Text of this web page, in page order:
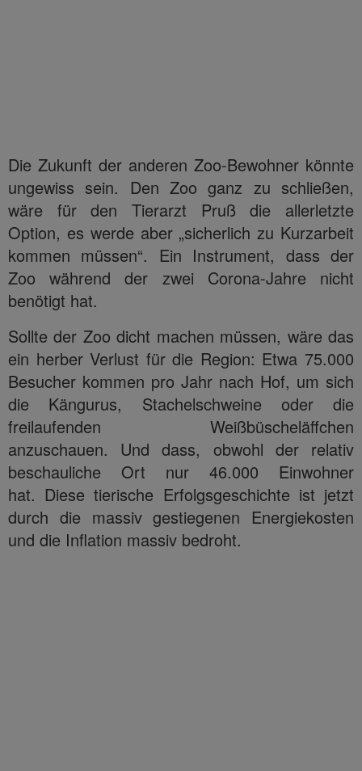
Die Zukunft der anderen Zoo-Bewohner könnte
ungewiss sein. Den Zoo ganz zu schließen,
wäre für den Tierarzt Pruß die allerletzte
Option, es werde aber „sicherlich zu Kurzarbeit
kommen müssen“. Ein Instrument, dass der
Zoo während der zwei Corona-Jahre nicht
benötigt hat.
Sollte der Zoo dicht machen müssen, wäre das
ein herber Verlust für die Region: Etwa 75.000
Besucher kommen pro Jahr nach Hof, um sich
die Kängurus, Stachelschweine oder die
freilaufenden Weißbüscheläffchen
anzuschauen. Und dass, obwohl der relativ
beschauliche Ort nur 46.000 Einwohner
hat. Diese tierische Erfolgsgeschichte ist jetzt
durch die massiv gestiegenen Energiekosten
und die Inflation massiv bedroht.